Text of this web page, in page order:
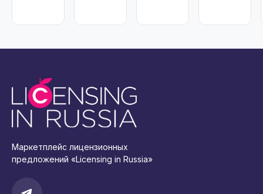
Маркетплейс лицензионных
предложений «Licensing in Russia»